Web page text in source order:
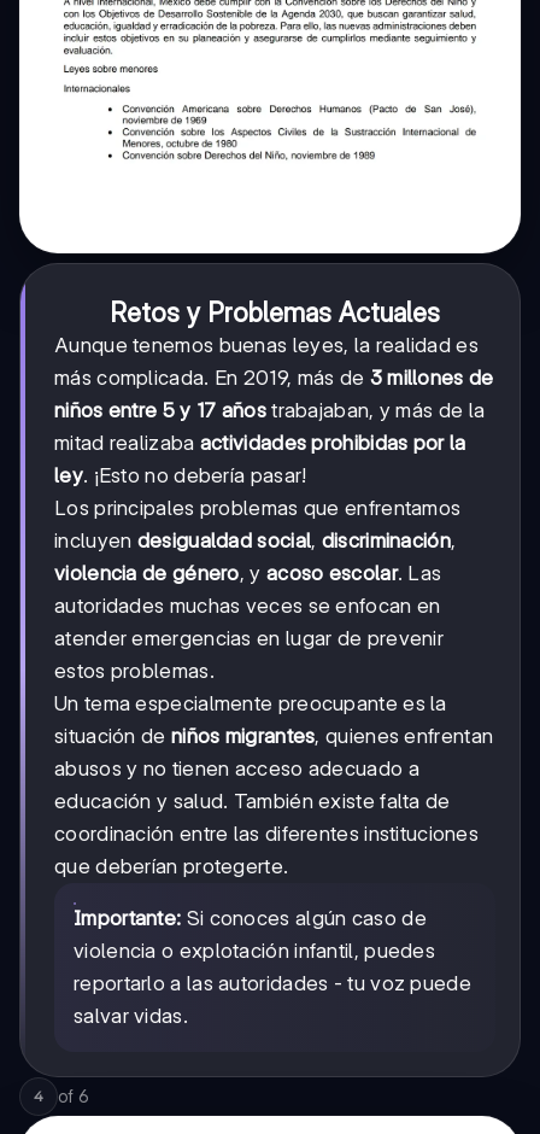
Retos y Problemas Actuales
Aunque tenemos buenas leyes, la realidad es
más complicada. En 2019, más de 3 millones de
niños entre 5 y 17 añostrabajaban, y más de la
mitad realizaba actividades prohibidas por la
ley. ¡Esto no debería pasar!
Los principales problemas que enfrentamos
incluyen desigualdad social, discriminación,
violencia de género, y acoso escolar. Las
autoridades muchas veces se enfocan en
atender emergencias en lugar de prevenir
estos problemas.
Un tema especialmente preocupante es la
situación de niños migrantes, quienes enfrentan
abusos y no tienen acceso adecuado a
educación y salud. También existe falta de
coordinación entre las diferentes instituciones
que deberían protegerte.
Importante: Si conoces algún caso de
violencia o explotación infantil, puedes
reportarlo a las autoridades - tu voz puede
salvar vidas.
4 of 6